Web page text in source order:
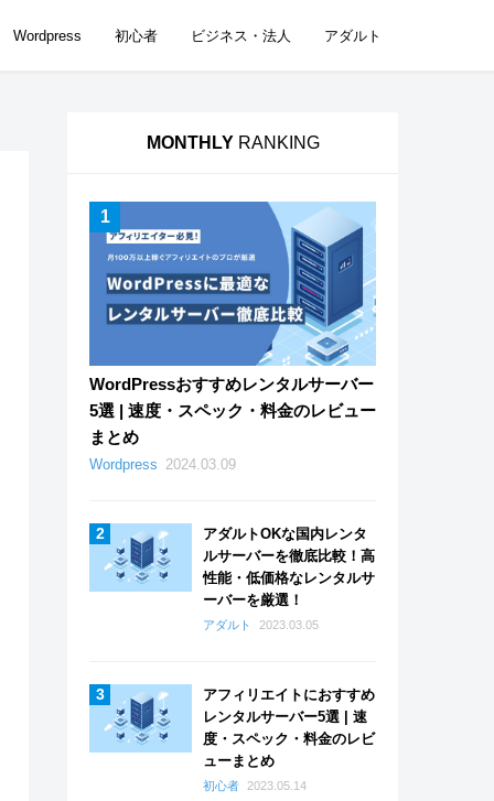
Wordpress 初心者 ビジネス・法人 アダルト
MONTHLYRANKING
WordPressおすすめレンタルサーバー
5選 | 速度・スペック・料金のレビュー
まとめ
Wordpress 2024.03.09
アダルトOKな国内レンタ
ルサーバーを徹底比較！高
性能・低価格なレンタルサ
ーバーを厳選！
アダルト 2023.03.05
アフィリエイトにおすすめ
レンタルサーバー5選 | 速
度・スペック・料金のレビ
ューまとめ
初心者 2023.05.14